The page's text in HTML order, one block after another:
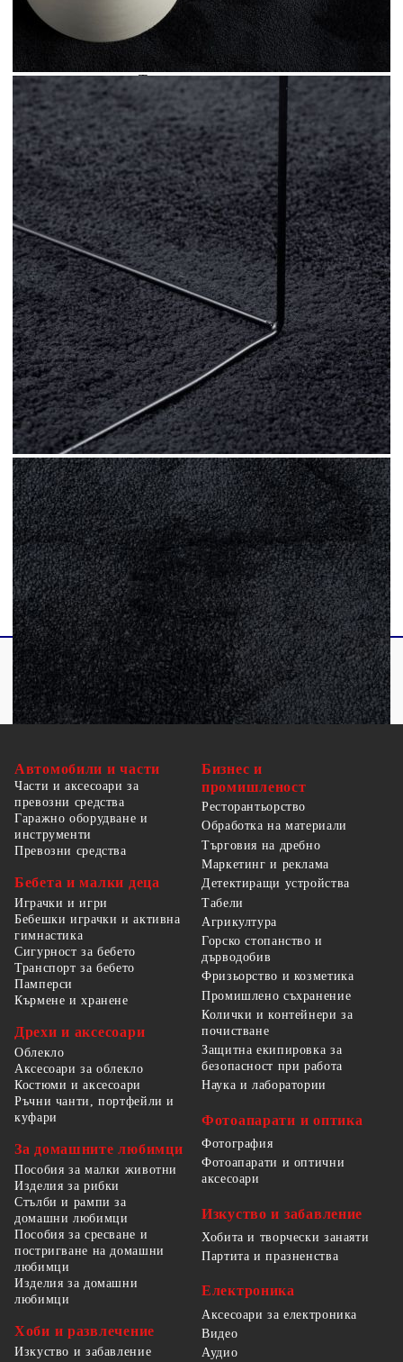
декор с този мек килим. Издръжлив и
безопасен: Този килим е изработен от 100%
полиестер и е тестван за вредни вещества
съгласно STANDARD 100 от OEKO-TEX.Супер
мека текстура: Този килим за пода има меки,
плътни и плоски влакна, които му придават вид
на плюшено мече и уютно, топло усещане.Лесен
за съхранение: Пухкавият килим е сгъваем и
може да се навива за лесно съхранение и
транспорт.Широка гама от приложения: Този
модерен килим е подходящ за различни
интериорни пространства с подово отопление,
включително дневни, спални, коридори и
офиси. Полезно е да знаете:Килимът е сгънат в
кутия за лесно транспортиране. Дайте на
продукта известно време да се изправи и
сплеска.Предупреждение:Не перете, не
избелвайте, не сушете в сушилня и не гладете.
Цвят: Черен
Материал: 100% полиестер
Размери: 140 x 200 см (Ш x Д)
Височина на косъма: 12,5 мм
Общо тегло: 1800 gsm
Подходящ за подово отопление
Тестван за вредни вещества по
STANDARD 100 от OEKO-TEX
Име на гамата: OVIEDO
Автомобили и части
Части и аксесоари за
превозни средства
Гаражно оборудване и
инструменти
Превозни средства
Бебета и малки деца
Играчки и игри
Бебешки играчки и активна
гимнастика
Сигурност за бебето
Транспорт за бебето
Памперси
Кърмене и хранене
Дрехи и аксесоари
Облекло
Аксесоари за облекло
Костюми и аксесоари
Ръчни чанти, портфейли и
куфари
За домашните любимци
Пособия за малки животни
Изделия за рибки
Стълби и рампи за
домашни любимци
Пособия за сресване и
постригване на домашни
любимци
Изделия за домашни
любимци
Хоби и развлечение
Изкуство и забавление
Бизнес и
промишленост
Ресторантьорство
Обработка на материали
Търговия на дребно
Маркетинг и реклама
Детектиращи устройства
Табели
Агрикултура
Горско стопанство и
дърводобив
Фризьорство и козметика
Промишлено съхранение
Колички и контейнери за
почистване
Защитна екипировка за
безопасност при работа
Наука и лаборатории
Фотоапарати и оптика
Фотография
Фотоапарати и оптични
аксесоари
Изкуство и забавление
Хобита и творчески занаяти
Партита и празненства
Електроника
Аксесоари за електроника
Видео
Аудио